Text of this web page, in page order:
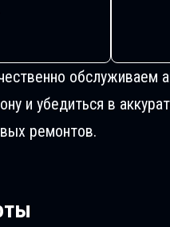
обслуживаем
и убедиться в
ремонтов.